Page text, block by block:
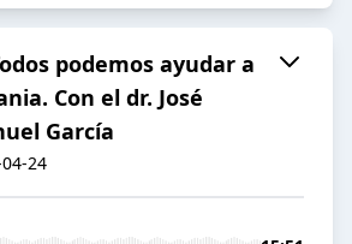
podemos ayudar a
Con el dr. José
García
24